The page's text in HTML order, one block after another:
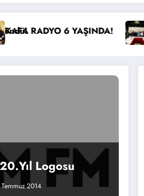
İBB Başkanı
Logosu
2014